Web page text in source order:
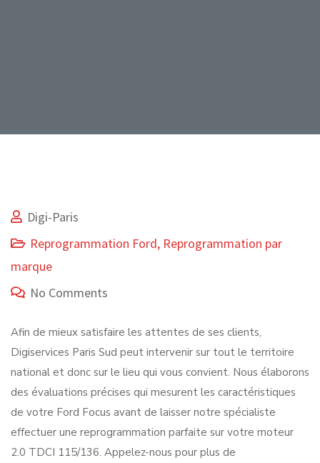
Digi-Paris
Reprogrammation Ford, Reprogrammation par
marque
No Comments
Afin de mieux satisfaire les attentes de ses clients,
Digiservices Paris Sud peut intervenir sur tout le territoire
national et donc sur le lieu qui vous convient. Nous élaborons
des évaluations précises qui mesurent les caractéristiques
de votre Ford Focus avant de laisser notre spécialiste
effectuer une reprogrammation parfaite sur votre moteur
2.0 TDCI 115/136. Appelez-nous pour plus de